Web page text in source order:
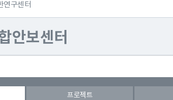
연구센터
안보센터
프로젝트